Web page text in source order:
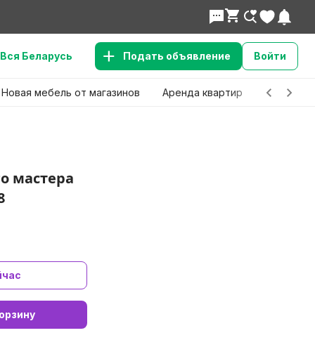
Вся Беларусь Подать объявление Войти
Новая мебель от магазинов Аренда квартир Детские
мастера